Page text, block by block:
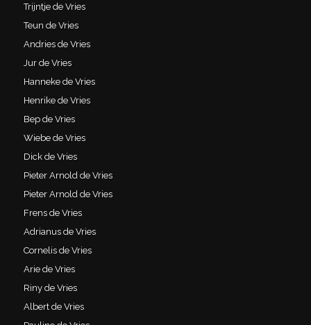
Trijntje de Vries
Teun de Vries
Andries de Vries
Jur de Vries
Hanneke de Vries
Henrike de Vries
Bep de Vries
Wiebe de Vries
Dick de Vries
Pieter Arnold de Vries
Pieter Arnold de Vries
Frens de Vries
Adrianus de Vries
Cornelis de Vries
Arie de Vries
Riny de Vries
Albert de Vries